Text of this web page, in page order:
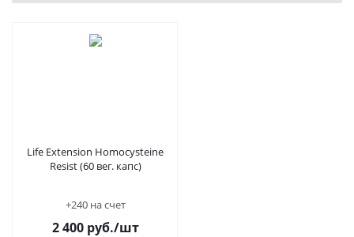
Life Extension Homocysteine
Resist (60 вег. капс)
+240 на счет
2 400руб./шт